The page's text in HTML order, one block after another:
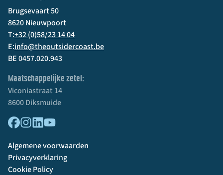
Brugsevaart 50
8620 Nieuwpoort
T:+32 (0)58/23 14 04
E:info@theoutsidercoast.be
BE 0457.020.943
Maatschappelijke zetel:
Viconiastraat 14
8600 Diksmuide
Algemene voorwaarden
Privacyverklaring
Cookie Policy